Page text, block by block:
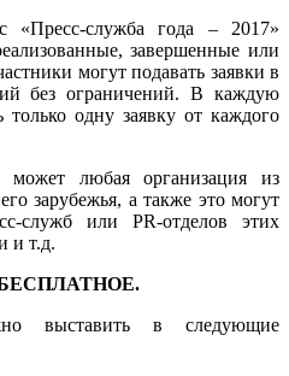
«Пресс-служба года – 2017»
завершенные или
могут подавать заявки в
без ограничений. В каждую
одну заявку от каждого
может любая организация из
зарубежья, а также это могут
служб или PR-отделов этих
и т.д.
выставить в следующие